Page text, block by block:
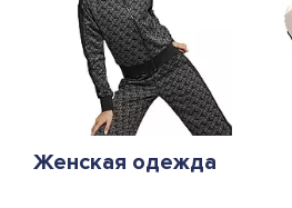
Женская одежда